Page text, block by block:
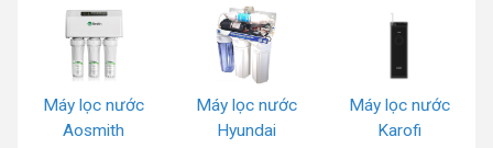
Máy lọc nước
Aosmith
Máy lọc nước
Hyundai
Máy lọc nước
Karofi